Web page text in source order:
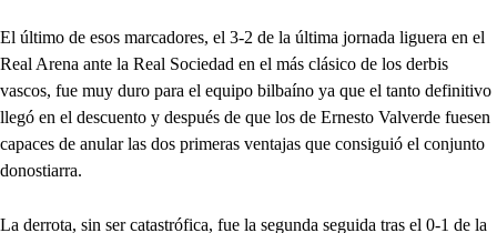
El último de esos marcadores, el 3-2 de la última jornada liguera en el
Real Arena ante la Real Sociedad en el más clásico de los derbis
vascos, fue muy duro para el equipo bilbaíno ya que el tanto definitivo
llegó en el descuento y después de que los de Ernesto Valverde fuesen
capaces de anular las dos primeras ventajas que consiguió el conjunto
donostiarra.
La derrota, sin ser catastrófica, fue la segunda seguida tras el 0-1 de la